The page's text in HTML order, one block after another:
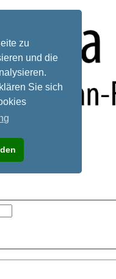
zu
und die
Sie sich